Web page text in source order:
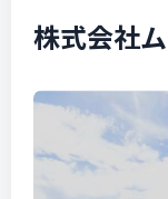
株式会社